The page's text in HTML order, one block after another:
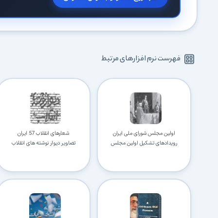
فهرست نرم افزارهای مرتبط
اولین مجلس شورای ملی ایران
رویدادهای تشکیل اولین مجلس
شعارهای انقلاب 57 ایران
تصاویر دیوار نوشته های انقلاب